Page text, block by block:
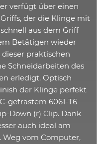
verfügt über einen
der die Klinge mit
aus dem Griff
Betätigen wieder
praktischen
Schneidarbeiten des
erledigt. Optisch
der Klinge perfekt
gefrästem 6061-T6
Down (r) Clip. Dank
auch ideal am
Weg vom Computer,